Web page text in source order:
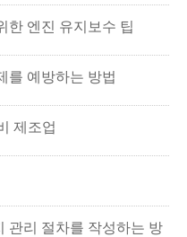
한 엔진 유지보수 팁
를 예방하는 방법
제조업
관리 절차를 작성하는 방